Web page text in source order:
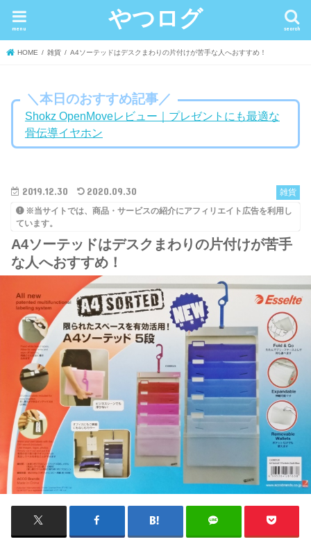
やつログ search
menu
HOME 雑貨 A4ソーテッドはデスクまわりの片付けが苦手な人へおすすめ！
＼本日のおすすめ記事／
Shokz OpenMoveレビュー｜プレゼントにも最適な
骨伝導イヤホン
雑貨
2019.12.30 2020.09.30
※当サイトでは、商品・サービスの紹介にアフィリエイト広告を利用し
ています。
A4ソーテッドはデスクまわりの片付けが苦手
な人へおすすめ！